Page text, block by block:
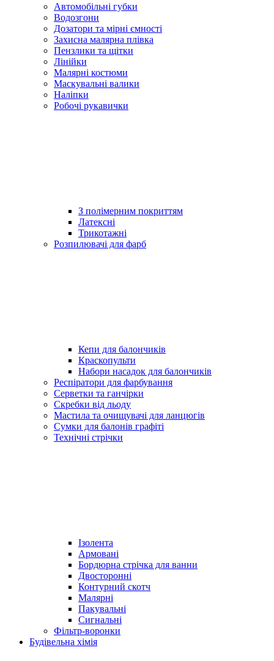
Автомобільні губки
Водозгони
Дозатори та мірні ємності
Захисна малярна плівка
Пензлики та щітки
Лінійки
Малярні костюми
Маскувальні валики
Наліпки
Робочі рукавички
З полімерним покриттям
Латексні
Трикотажні
Розпилювачі для фарб
Кепи для балончиків
Краскопульти
Набори насадок для балончиків
Респіратори для фарбування
Серветки та ганчірки
Скребки від льоду
Мастила та очищувачі для ланцюгів
Сумки для балонів графіті
Технічні стрічки
Ізолента
Армовані
Бордюрна стрічка для ванни
Двосторонні
Контурний скотч
Малярні
Пакувальні
Сигнальні
Фільтр-воронки
Будівельна хімія